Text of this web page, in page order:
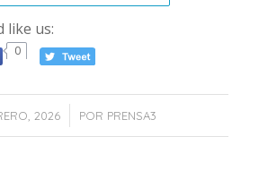
like us:
0
2026
/ POR PRENSA3